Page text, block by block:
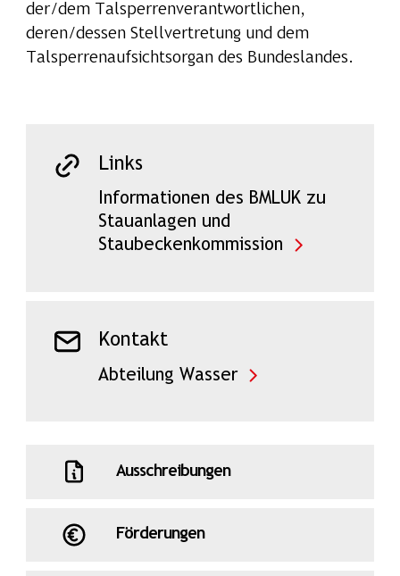
der/dem Talsperrenverantwortlichen,
deren/dessen Stellvertretung und dem
Talsperrenaufsichtsorgan des Bundeslandes.
Links
Informationen des BMLUK zu
Stauanlagen und
Staubeckenkommission
Kontakt
Abteilung Wasser
Ausschreibungen
Förderungen